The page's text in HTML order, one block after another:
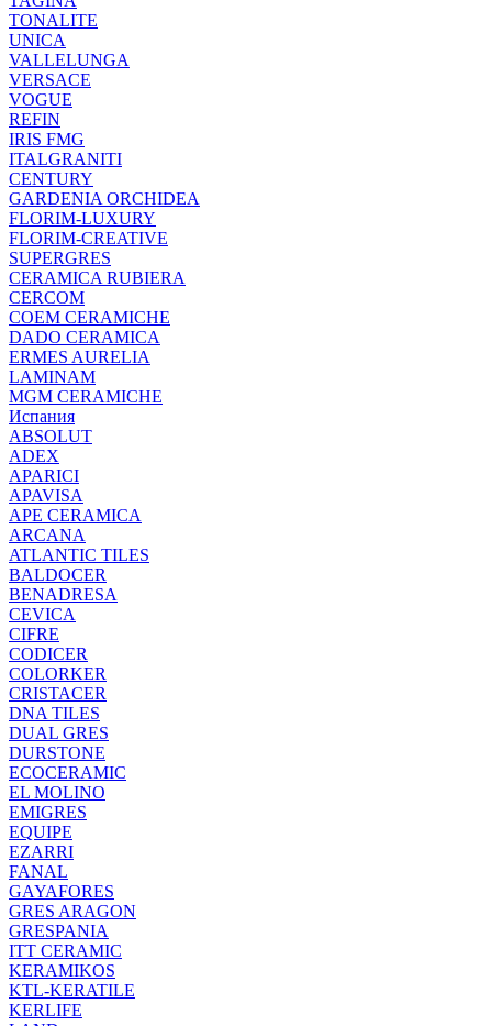
TONALITE
UNICA
VALLELUNGA
VERSACE
VOGUE
REFIN
IRIS FMG
ITALGRANITI
CENTURY
GARDENIA ORCHIDEA
FLORIM-LUXURY
FLORIM-CREATIVE
SUPERGRES
CERAMICA RUBIERA
CERCOM
COEM CERAMICHE
DADO CERAMICA
ERMES AURELIA
LAMINAM
MGM CERAMICHE
Испания
ABSOLUT
ADEX
APARICI
APAVISA
APE CERAMICA
ARCANA
ATLANTIC TILES
BALDOCER
BENADRESA
CEVICA
CIFRE
CODICER
COLORKER
CRISTACER
DNA TILES
DUAL GRES
DURSTONE
ECOCERAMIC
EL MOLINO
EMIGRES
EQUIPE
EZARRI
FANAL
GAYAFORES
GRES ARAGON
GRESPANIA
ITT CERAMIC
KERAMIKOS
KTL-KERATILE
KERLIFE